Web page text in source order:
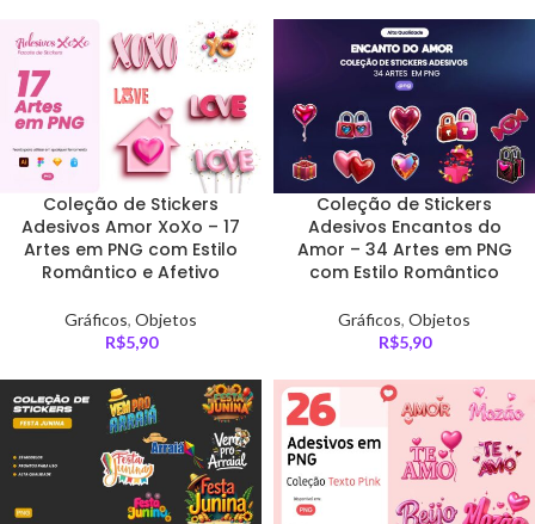
Coleção de Stickers
Adesivos Amor XoXo – 17
Artes em PNG com Estilo
Romântico e Afetivo
Gráficos, Objetos
R$5,90
Coleção de Stickers
Adesivos Encantos do
Amor – 34 Artes em PNG
com Estilo Romântico
Gráficos, Objetos
R$5,90